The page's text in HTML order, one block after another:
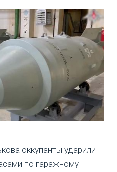
оккупанты ударили
по гаражному